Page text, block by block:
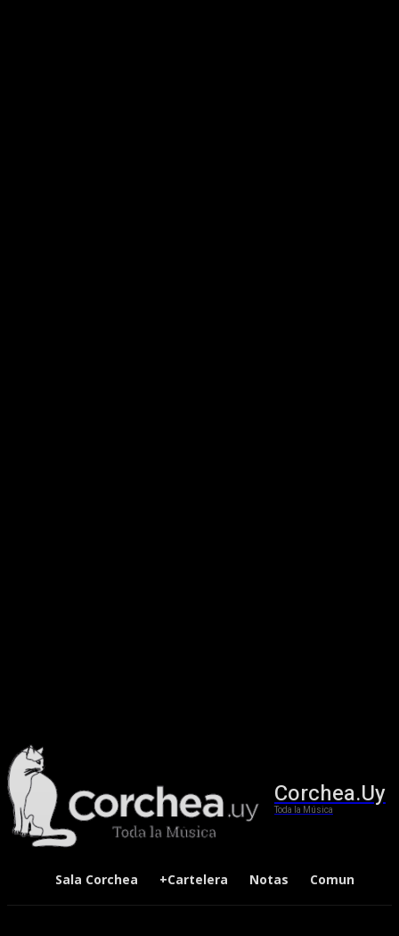
Corchea.Uy
Toda la Música
Sala Corchea +Cartelera Notas Comunidad